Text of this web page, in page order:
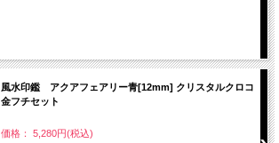
風水印鑑 アクアフェアリー青[12mm] クリスタルクロコ
金フチセット
価格： 5,280円(税込)